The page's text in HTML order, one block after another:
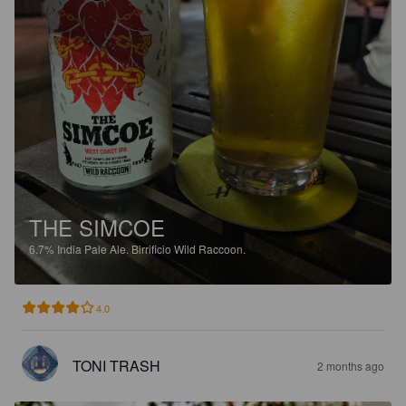
THE SIMCOE
6.7% India Pale Ale. Birrificio Wild Raccoon.
4.0
TONI TRASH 2 months ago